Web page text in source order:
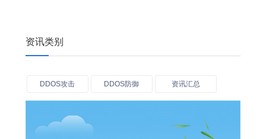
资讯类别
DDOS攻击 DDOS防御 资讯汇总